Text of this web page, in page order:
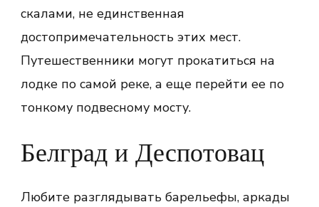
скалами, не единственная
достопримечательность этих мест.
Путешественники могут прокатиться на
лодке по самой реке, а еще перейти ее по
тонкому подвесному мосту.
Белград и Деспотовац
Любите разглядывать барельефы, аркады